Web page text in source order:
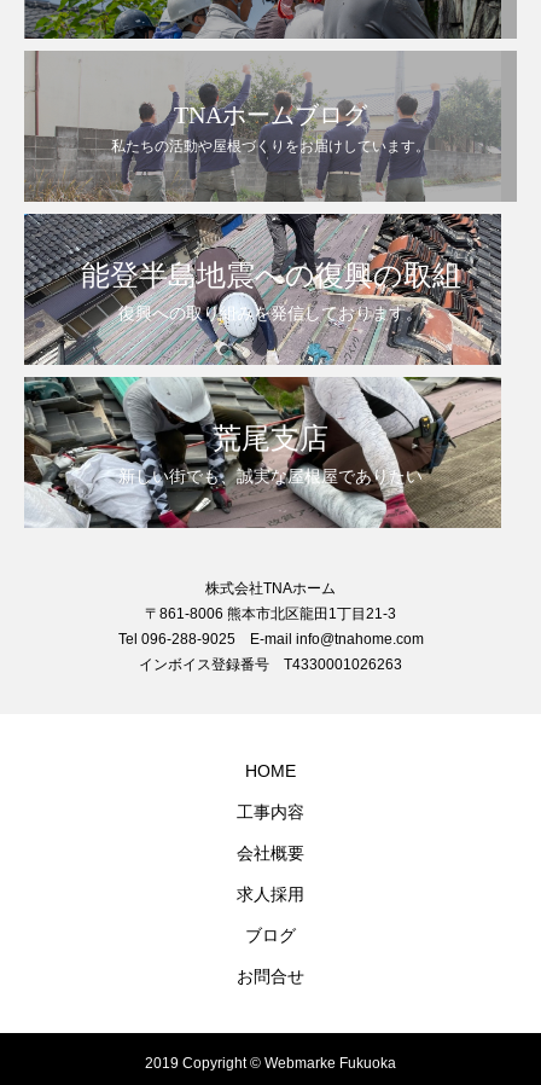
TNAホームブログ
私たちの活動や屋根づくりをお届けしています。
能登半島地震への復興の取組
復興への取り組みを発信しております。
荒尾支店
新しい街でも、誠実な屋根屋でありたい
株式会社TNAホーム
〒861-8006 熊本市北区龍田1丁目21-3
Tel 096-288-9025 E-mail info@tnahome.com
インボイス登録番号 T4330001026263
HOME
工事内容
会社概要
求人採用
ブログ
お問合せ
2019 Copyright © Webmarke Fukuoka